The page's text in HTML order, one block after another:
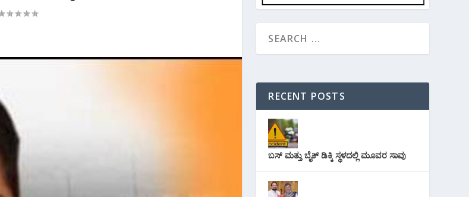
RECENT POSTS
ಬಸ್ ಮತ್ತು ಬೈಕ್ ಡಿಕ್ಕಿ ಸ್ಥಳದಲ್ಲಿ ಮೂವರ ಸಾವು